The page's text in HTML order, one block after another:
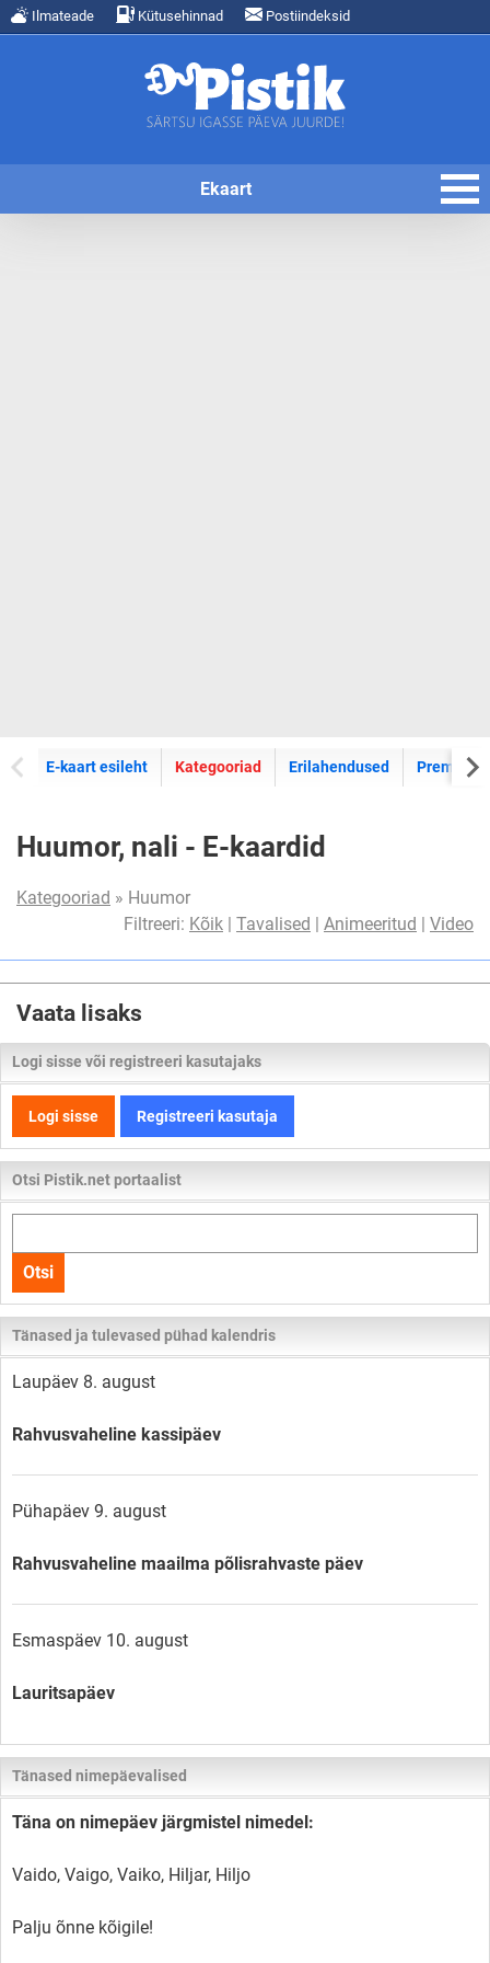
Ilmateade Kütusehinnad Postiindeksid
Ekaart
E-kaart esileht E-kaartide
Kategooriad Erilahendused Premium
Huumor, nali - E-kaardid
Kategooriad » Huumor
Filtreeri: Kõik | Tavalised | Animeeritud | Video
Vaata lisaks
Logi sisse või registreeri kasutajaks
Logi sisse Registreeri kasutaja
Otsi Pistik.net portaalist
kogu
lehelt
Otsi
Tänased ja tulevased pühad kalendris
Laupäev 8. august
Rahvusvaheline kassipäev
Pühapäev 9. august
Rahvusvaheline maailma põlisrahvaste päev
Esmaspäev 10. august
Lauritsapäev
Tänased nimepäevalised
Täna on nimepäev järgmistel nimedel:
Vaido, Vaigo, Vaiko, Hiljar, Hiljo
Palju õnne kõigile!